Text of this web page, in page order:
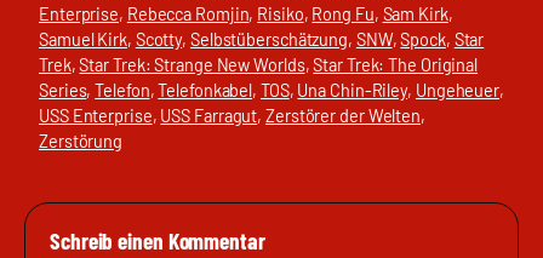
Enterprise, Rebecca Romjin, Risiko, Rong Fu, Sam Kirk
Samuel Kirk, Scotty, Selbstüberschätzung, SNW, Spock, Star
Trek, Star Trek: Strange New Worlds, Star Trek: The Original
Series, Telefon, Telefonkabel, TOS, Una Chin-Riley, Ungeheuer
USS Enterprise, USS Farragut, Zerstörer der Welten
Zerstörung
Schreib einen Kommentar